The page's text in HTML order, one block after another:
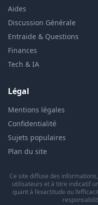
Aides
Discussion Générale
Entraide & Questions
Finances
Tech & IA
Légal
Mentions légales
Confidentialité
Sujets populaires
Plan du site
Ce site diffuse des
utilisateurs et à titre indicatif
quant à l’exactitude ou